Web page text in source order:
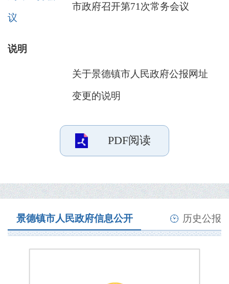
议
市政府召开第71次常务会议
说明
关于景德镇市人民政府公报网址
变更的说明
PDF阅读
景德镇市人民政府信息公开 历史公报